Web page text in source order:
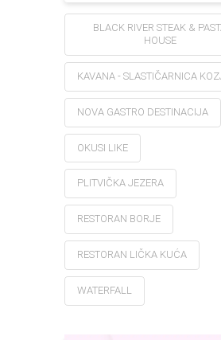
BLACK RIVER STEAK &
HOUSE
KAVANA - SLASTIČARNICA
NOVA GASTRO DESTINACIJA
OKUSI LIKE
PLITVIČKA JEZERA
RESTORAN BORJE
RESTORAN LIČKA KUĆA
WATERFALL